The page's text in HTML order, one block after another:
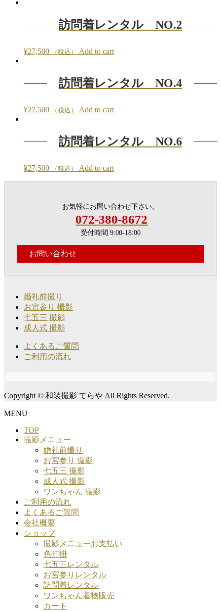
訪問着レンタル NO.2
¥27,500 （税込） Add to cart
訪問着レンタル NO.4
¥27,500 （税込） Add to cart
訪問着レンタル NO.6
¥27,500 （税込） Add to cart
お気軽にお問い合わせ下さい。
072-380-8672
受付時間 9:00-18:00
お問い合わせ
婚礼前撮り
お宮参り 撮影
七五三 撮影
成人式 撮影
よくあるご質問
ご利用の流れ
Copyright © 和装撮影 てらや All Rights Reserved.
MENU
TOP
撮影メニュー
婚礼前撮り
お宮参り 撮影
七五三 撮影
成人式 撮影
ワンちゃん 撮影
ご利用の流れ
よくあるご質問
会社概要
ショップ
撮影メニューお支払い
色打掛
七五三レンタル
お宮参りレンタル
訪問着レンタル
ワンちゃん着物販売
カート